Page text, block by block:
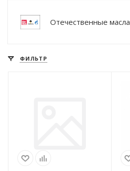
Отечественные масла
ФИЛЬТР